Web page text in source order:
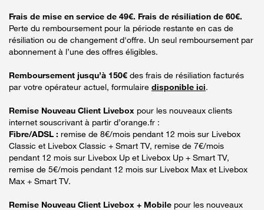
Frais de mise en service de 49€. Frais de résiliation de 60€.
Perte du remboursement pour la période restante en cas de
résiliation ou de changement d'offre. Un seul remboursement par
abonnement à l’une des offres éligibles.
Remboursement jusqu’à 150€ des frais de résiliation facturés
par votre opérateur actuel, formulaire disponible ici.
Remise Nouveau Client Livebox pour les nouveaux clients
internet souscrivant à partir d’orange.fr :
Fibre/ADSL : remise de 8€/mois pendant 12 mois sur Livebox
Classic et Livebox Classic + Smart TV, remise de 7€/mois
pendant 12 mois sur Livebox Up et Livebox Up + Smart TV,
remise de 5€/mois pendant 12 mois sur Livebox Max et Livebox
Max + Smart TV.
Remise Nouveau Client Livebox + Mobile pour les nouveaux